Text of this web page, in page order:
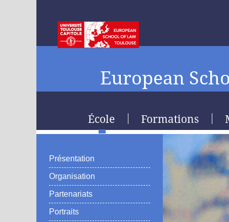
European
École Formations
Présentation
Organisation
Partenariats
Portraits